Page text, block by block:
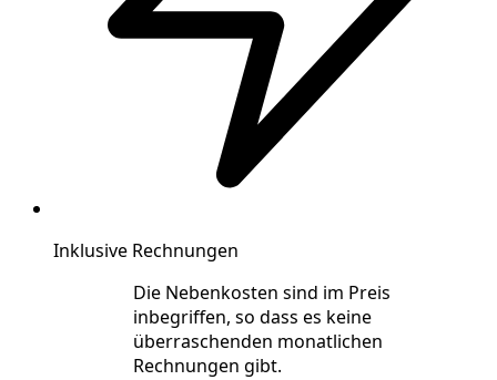
Inklusive Rechnungen
Die Nebenkosten sind im Preis
inbegriffen, so dass es keine
überraschenden monatlichen
Rechnungen gibt.